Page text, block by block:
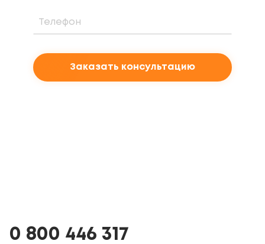
Заказать консультацию
0 800 446 317